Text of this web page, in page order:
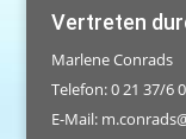
Vertreten
Marlene Conrads
Telefon: 0 21 37/6
E-Mail: